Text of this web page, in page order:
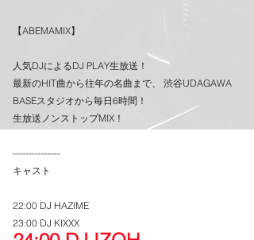
【ABEMAMIX】
人気DJによるDJ PLAY生放送！
最新のHIT曲から往年の名曲まで、 渋谷UDAGAWA
BASEスタジオから毎日6時間！
生放送ノンストップMIX！
---------------
キャスト
22:00 DJ HAZIME
23:00 DJ KIXXX